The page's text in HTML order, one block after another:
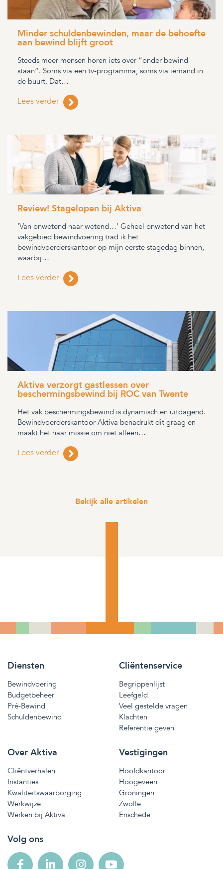
Minder schuldenbewinden, maar de behoefte
aan bewind blijft groot
Steeds meer mensen horen iets over “onder bewind
staan”. Soms via een tv-programma, soms via iemand in
de buurt. Dat…
Lees verder
Review! Stagelopen bij Aktiva
‘Van onwetend naar wetend…’ Geheel onwetend van het
vakgebied bewindvoering trad ik het
bewindvoerderskantoor op mijn eerste stagedag binnen,
waarbij…
Lees verder
Aktiva verzorgt gastlessen over
beschermingsbewind bij ROC van Twente
Het vak beschermingsbewind is dynamisch en uitdagend.
Bewindvoerderskantoor Aktiva benadrukt dit graag en
maakt het haar missie om niet alleen…
Lees verder
Bekijk alle artikelen
Diensten
Bewindvoering
Budgetbeheer
Pré-Bewind
Schuldenbewind
Cliëntenservice
Begrippenlijst
Leefgeld
Veel gestelde vragen
Klachten
Referentie geven
Over Aktiva
Cliëntverhalen
Instanties
Kwaliteitswaarborging
Werkwijze
Werken bij Aktiva
Vestigingen
Hoofdkantoor
Hoogeveen
Groningen
Zwolle
Enschede
Volg ons